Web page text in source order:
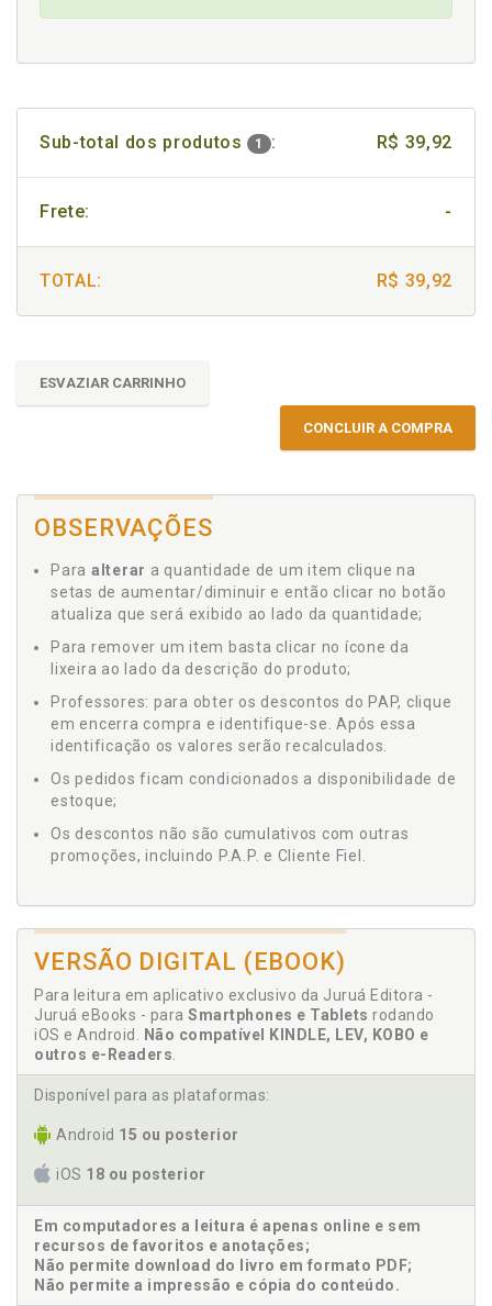
Sub-total dos produtos 1 : R$ 39,92
Frete: -
TOTAL: R$ 39,92
ESVAZIAR CARRINHO
CONCLUIR A COMPRA
OBSERVAÇÕES
Para alterar a quantidade de um item clique na
setas de aumentar/diminuir e então clicar no botão
atualiza que será exibido ao lado da quantidade;
Para remover um item basta clicar no ícone da
lixeira ao lado da descrição do produto;
Professores: para obter os descontos do PAP, clique
em encerra compra e identifique-se. Após essa
identificação os valores serão recalculados.
Os pedidos ficam condicionados a disponibilidade de
estoque;
Os descontos não são cumulativos com outras
promoções, incluindo P.A.P. e Cliente Fiel.
VERSÃO DIGITAL (EBOOK)
Para leitura em aplicativo exclusivo da Juruá Editora -
Juruá eBooks - para Smartphones e Tablets rodando
iOS e Android.
Não compatível KINDLE, LEV, KOBO e
outros e-Readers
Disponível para as plataformas:
Android 15 ou posterior
iOS 18 ou posterior
Em computadores a leitura é apenas online e sem
recursos de favoritos e anotações;
Não permite download do livro em formato PDF;
Não permite a impressão e cópia do conteúdo.